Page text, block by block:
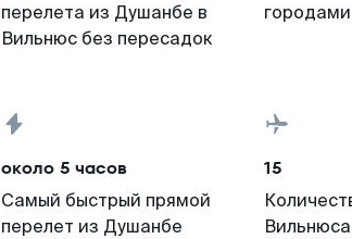
перелета из Душанбе в
Вильнюс без пересадок
городами
около 5 часов
Самый быстрый прямой
перелет из Душанбе
15